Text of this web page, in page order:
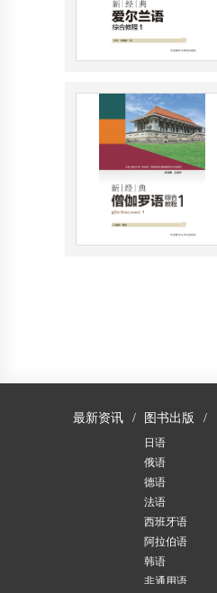
最新资讯 图书出版
日语
俄语
德语
法语
西班牙语
阿拉伯语
韩语
非通用语